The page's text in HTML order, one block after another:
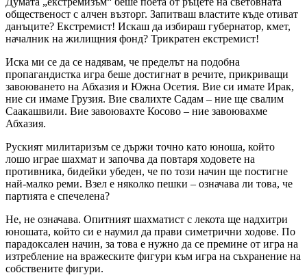
общественост с алчен възторг. Запитваш властите къде отиват
данъците? Екстремист! Искаш да избираш губернатор, кмет,
началник на жилищния фонд? Трикратен екстремист!
Иска ми се да се надявам, че пределът на подобна
пропагандистка игра беше достигнат в речите, прикриващи
завоюването на Абхазия и Южна Осетия. Вие си имате Ирак,
ние си имаме Грузия. Вие свалихте Садам – ние ще свалим
Саакашвили. Вие завоювахте Косово – ние завоювахме
Абхазия.
Руският милитаризъм се държи точно като юноша, който
лошо играе шахмат и започва да повтаря ходовете на
противника, бидейки убеден, че по този начин ще постигне
най-малко реми. Взел е няколко пешки – означава ли това, че
партията е спечелена?
Не, не означава. Опитният шахматист с лекота ще надхитри
юношата, който си е наумил да прави симетрични ходове. По
парадоксален начин, за това е нужно да се премине от игра на
изтребление на вражеските фигури към игра на съхранение на
собствените фигури.